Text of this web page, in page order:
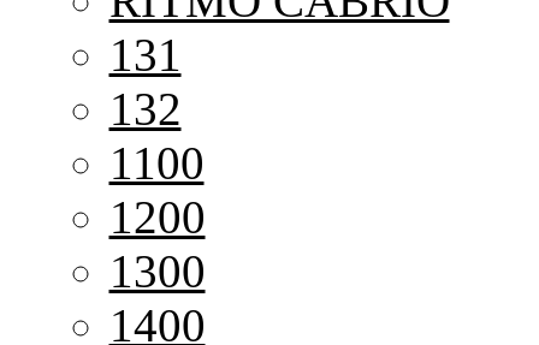
131
132
1100
1200
1300
1400